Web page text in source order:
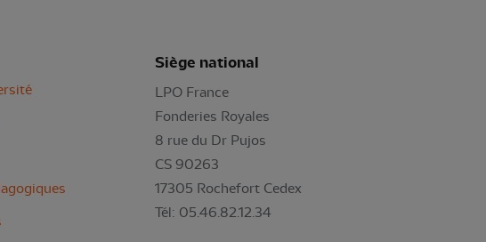
Siège national
LPO France
Fonderies Royales
8 rue du Dr Pujos
CS 90263
17305 Rochefort Cedex
Tél: 05.46.82.12.34